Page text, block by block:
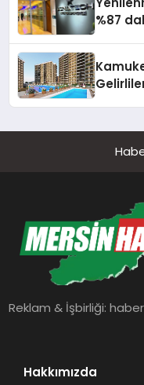
%87
Reklam & İşbirliği:
Hakkımızda